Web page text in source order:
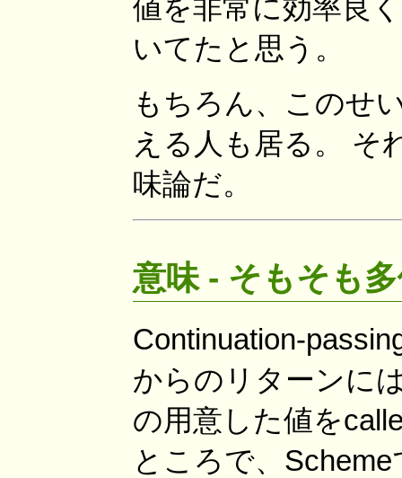
値を非常に効率良
いてたと思う。
もちろん、このせ
える人も居る。 そ
味論だ。
意味 - そもそも
Continuation-
からのリターンに
の用意した値を
ところで、